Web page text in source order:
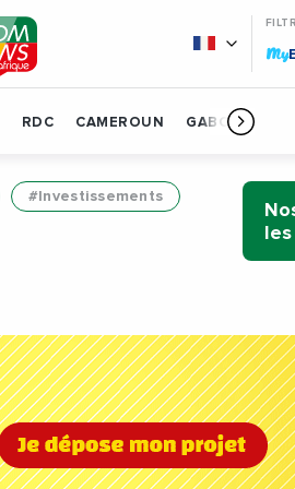
My
RDC CAMEROUN GABON
#Investissements